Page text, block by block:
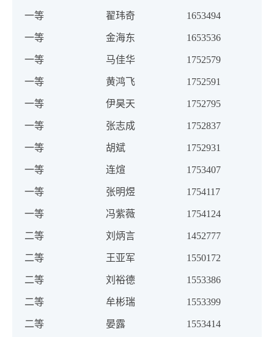
一等 翟玮奇 1653494
一等 金海东 1653536
一等 马佳华 1752579
一等 黄鸿飞 1752591
一等 伊昊天 1752795
一等 张志成 1752837
一等 胡斌 1752931
一等 连煊 1753407
一等 张明煜 1754117
一等 冯紫薇 1754124
二等 刘炳言 1452777
二等 王亚军 1550172
二等 刘裕德 1553386
二等 牟彬瑞 1553399
二等 晏露 1553414